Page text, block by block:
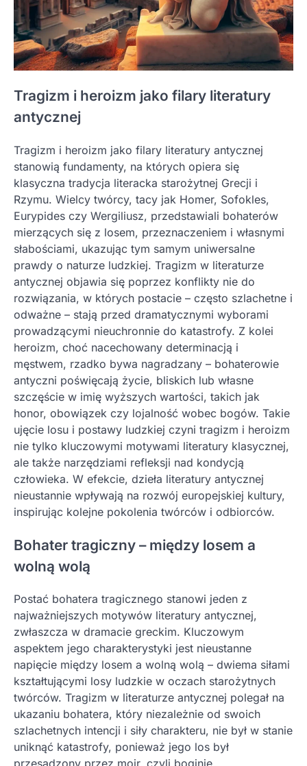
Tragizm i heroizm jako filary literatury
antycznej
Tragizm i heroizm jako filary literatury antycznej
stanowią fundamenty, na których opiera się
klasyczna tradycja literacka starożytnej Grecji i
Rzymu. Wielcy twórcy, tacy jak Homer, Sofokles,
Eurypides czy Wergiliusz, przedstawiali bohaterów
mierzących się z losem, przeznaczeniem i własnymi
słabościami, ukazując tym samym uniwersalne
prawdy o naturze ludzkiej. Tragizm w literaturze
antycznej objawia się poprzez konflikty nie do
rozwiązania, w których postacie – często szlachetne i
odważne – stają przed dramatycznymi wyborami
prowadzącymi nieuchronnie do katastrofy. Z kolei
heroizm, choć nacechowany determinacją i
męstwem, rzadko bywa nagradzany – bohaterowie
antyczni poświęcają życie, bliskich lub własne
szczęście w imię wyższych wartości, takich jak
honor, obowiązek czy lojalność wobec bogów. Takie
ujęcie losu i postawy ludzkiej czyni tragizm i heroizm
nie tylko kluczowymi motywami literatury klasycznej,
ale także narzędziami refleksji nad kondycją
człowieka. W efekcie, dzieła literatury antycznej
nieustannie wpływają na rozwój europejskiej kultury,
inspirując kolejne pokolenia twórców i odbiorców.
Bohater tragiczny – między losem a
wolną wolą
Postać bohatera tragicznego stanowi jeden z
najważniejszych motywów literatury antycznej,
zwłaszcza w dramacie greckim. Kluczowym
aspektem jego charakterystyki jest nieustanne
napięcie między losem a wolną wolą – dwiema siłami
kształtującymi losy ludzkie w oczach starożytnych
twórców. Tragizm w literaturze antycznej polegał na
ukazaniu bohatera, który niezależnie od swoich
szlachetnych intencji i siły charakteru, nie był w stanie
uniknąć katastrofy, ponieważ jego los był